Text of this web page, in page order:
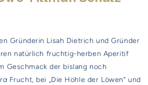
Gründerin Lisah Dietrich und Gründer
natürlich fruchtig-herben Aperitif
Geschmack der bislang noch
Frucht, bei „Die Höhle der Löwen“ und